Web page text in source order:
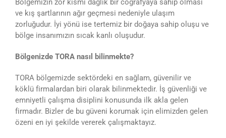
Bölgemizin zor kısmı dağlık bir coğrafyaya sahip olması
ve kış şartlarının ağır geçmesi nedeniyle ulaşım
zorluğudur. İyi yönü ise tertemiz bir doğaya sahip oluşu ve
bölge insanımızın sıcak kanlı oluşudur.
Bölgenizde TORA nasıl bilinmekte?
TORA bölgemizde sektördeki en sağlam, güvenilir ve
köklü firmalardan biri olarak bilinmektedir. İş güvenliği ve
emniyetli çalışma disiplini konusunda ilk akla gelen
firmadır. Bizler de bu güveni korumak için elimizden gelen
özeni en iyi şekilde vererek çalışmaktayız.